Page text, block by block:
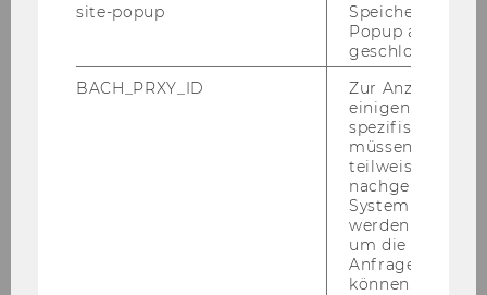
Christian Gehart, MSc
Universitätsassistent (prae doc)
christian.gehart@wu.ac.at
site-popup
Speichert ob ein
Popup
geschlossen
BACH_PRXY_ID
Zur Anzeige von
einigen WU-
spezifischen
müssen
teilweise von
nachgelagerten
System
werden.
um die Antwort
Anfrage
können.